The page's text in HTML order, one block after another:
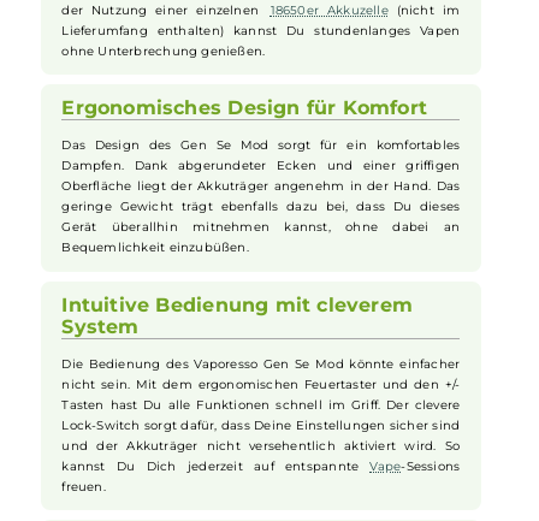
den Widerstand der verwendeten Coil und stellt optimal die
ein, sodass alle Bedürfnisse eines Dampfers erfüllt werden.
die perfekt in einer handlichen Größe kombiniert wurde.
Dieser
Akkuträger ist ideal für alle, die eine leistungsfähige
E-Zigarettesuchen, ohne auf Portabilität zu verzichten. Dank
der Nutzung einer einzelnen 18650er Akkuzelle
(nicht im
Lieferumfang enthalten) kannst Du stundenlanges Vapen
Ergonomisches Design für Komfort
Das Design des Gen Se Mod sorgt für ein komfortables
Dampfen. Dank abgerundeter Ecken und einer griffigen
Oberfläche liegt der Akkuträger angenehm in der Hand. Das
geringe Gewicht trägt ebenfalls dazu bei, dass Du dieses
Gerät überallhin mitnehmen kannst, ohne dabei an
Bequemlichkeit einzubüßen.